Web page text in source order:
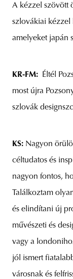
A kézzel szövött
szlovákiai kézzel
amelyeket japán
KR-FM: Éltél
most újra
szlovák
KS: Nagyon
céltudatos és
nagyon fontos,
Találkoztam
és elindítani új
művészeti és
vagy a
jól ismert
városnak és